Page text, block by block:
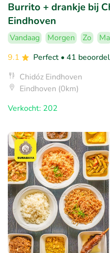
Burrito + drankje bij
Eindhoven
Vandaag Morgen Zo Ma
9.1
Perfect • 41
Chidóz Eindhoven
Eindhoven (0km)
Verkocht: 202